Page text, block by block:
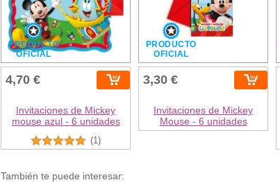
PRODUCTO
OFICIAL
4,70 €
Invitaciones de Mickey
mouse azul - 6 unidades
(1)
PRODUCTO
OFICIAL
3,30 €
Invitaciones de Mickey
Mouse - 6 unidades
También te puede interesar: